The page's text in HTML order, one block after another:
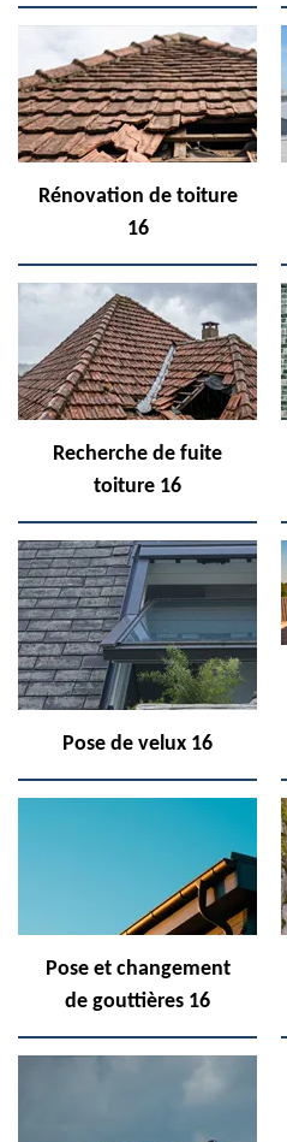
Rénovation de toiture
16
Recherche de fuite
toiture 16
Pose de velux 16
Pose et changement
de gouttières 16